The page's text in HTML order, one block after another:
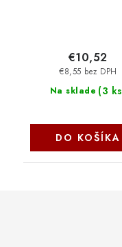
Na sklade (3 ks
€8,55 bez DPH
€10,52
DO KOŠÍKA